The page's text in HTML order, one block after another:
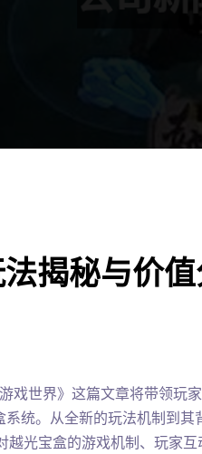
揭秘与价值
戏世界》这篇文章将带领玩
统。从全新的玩法机制到其
光宝盒的游戏机制、玩家